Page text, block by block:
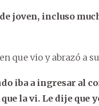
joven, incluso
que vio y abrazó a
iba a ingresar al
la vi. Le dije que